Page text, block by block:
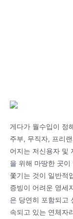
게다가 월수입이 정
주부, 무직자, 프리
어지는 저신용자 및
을 위해 마땅한 곳
쫓기는 것이 일반적
증빙이 어려운 영세
은 당연히 포함되고
속되고 있는 연체자